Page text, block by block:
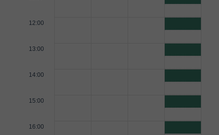
12:00
13:00
14:00
15:00
16:00